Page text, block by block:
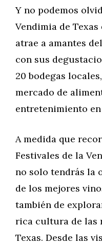
Y no podemos
Vendimia de
atrae a amantes
con sus
20 bodegas
mercado de
entretenimiento en
A medida que
Festivales de la
no solo tendrás la
de los mejores
también de
rica cultura de las
Texas. Desde las